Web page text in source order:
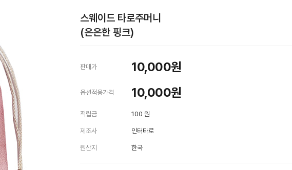
스웨이드 타로주머니
(은은한 핑크)
판매가 10,000원
옵션적용가격 10,000원
적립금 100 원
제조사 인터타로
원산지 한국